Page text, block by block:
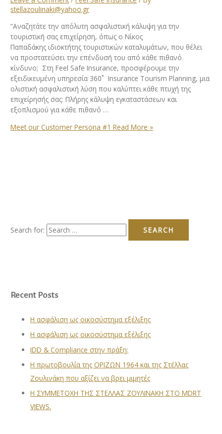
stellazoulinaki@yahoo.gr
“Αναζητάτε την απόλυτη ασφαλιστική κάλυψη για την
τουριστική σας επιχείρηση, όπως ο Νίκος
Παπαδάκης ιδιοκτήτης τουριστικών καταλυμάτων, που θέλει
να προστατεύσει την επένδυσή του από κάθε πιθανό
κίνδυνο; Στη Feel Safe Insurance, προσφέρουμε την
εξειδικευμένη υπηρεσία 360˚ Insurance Tourism Planning, μια
ολιστική ασφαλιστική λύση που καλύπτει κάθε πτυχή της
επιχείρησής σας: Πλήρης κάλυψη εγκαταστάσεων και
εξοπλισμού για κάθε πιθανό …
Meet our Customer Persona #1 Read More »
Search for:
Recent Posts
Η ασφάλιση ως οικοσύστημα εξέλιξης
Η ασφάλιση ως οικοσύστημα εξέλιξης
IDD & Compliance στην πράξη:
Η πρωτοβουλία της ΟΡΙΖΩΝ 1964 και της Στέλλας
Ζουλινάκη που αξίζει να βρει μιμητές
Η ΣΥΜΜΕΤΟΧΗ ΤΗΣ ΣΤΕΛΛΑΣ ΖΟΥΛΙΝΑΚΗ ΣΤΟ MDRT
VIEWS.